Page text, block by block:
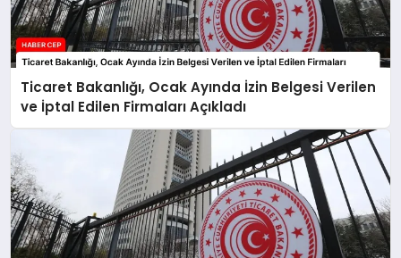
Ticaret Bakanlığı, Ocak Ayında İzin Belgesi Verilen
ve İptal Edilen Firmaları Açıkladı